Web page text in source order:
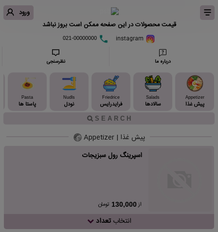
ورود
قیمت محصولات در این صفحه ممکن است بروز نباشد
021-00000000
درباره ما نظرسنجی
Appetizer
پیش غذا
Salads
سالادها
Friedrice
فرایدرایس
Nudls
نودل
Pasta
پاستا ها
پیش غذا | Appetizer
اسپرینگ رول سبزیجات
از130,000 تومان
انتخابتعداد